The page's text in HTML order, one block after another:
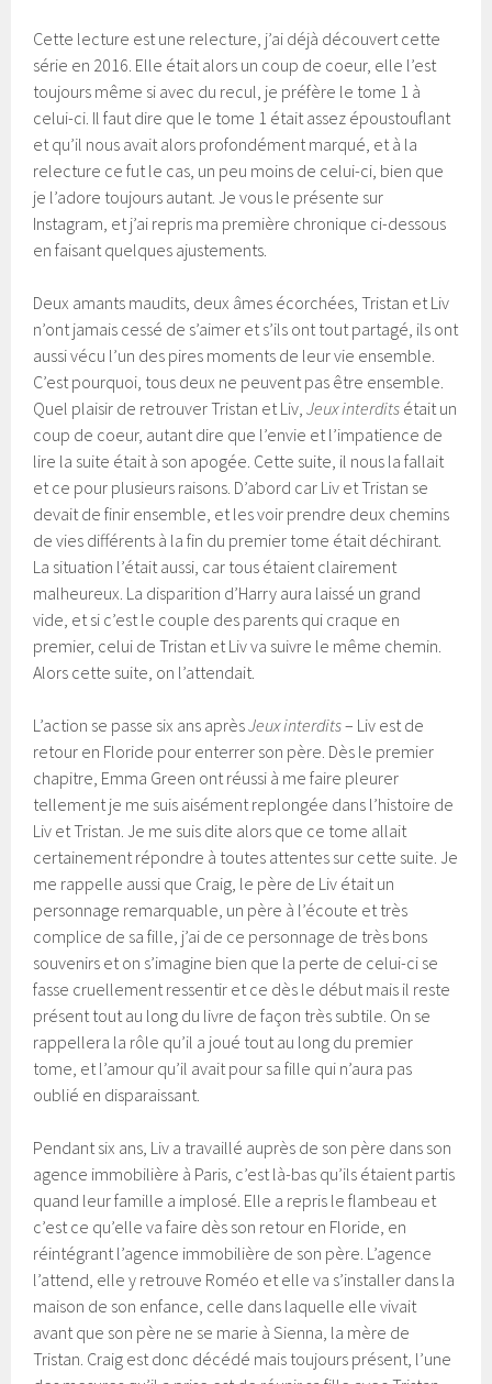
Cette lecture est une relecture, j’ai déjà découvert cette
série en 2016. Elle était alors un coup de coeur, elle l’est
toujours même si avec du recul, je préfère le tome 1 à
celui-ci. Il faut dire que le tome 1 était assez époustouflant
et qu’il nous avait alors profondément marqué, et à la
relecture ce fut le cas, un peu moins de celui-ci, bien que
je l’adore toujours autant. Je vous le présente sur
Instagram, et j’ai repris ma première chronique ci-dessous
en faisant quelques ajustements.
Deux amants maudits, deux âmes écorchées, Tristan et Liv
n’ont jamais cessé de s’aimer et s’ils ont tout partagé, ils ont
aussi vécu l’un des pires moments de leur vie ensemble.
C’est pourquoi, tous deux ne peuvent pas être ensemble.
Quel plaisir de retrouver Tristan et Liv,Jeux interdits était un
coup de coeur, autant dire que l’envie et l’impatience de
lire la suite était à son apogée. Cette suite, il nous la fallait
et ce pour plusieurs raisons. D’abord car Liv et Tristan se
devait de finir ensemble, et les voir prendre deux chemins
de vies différents à la fin du premier tome était déchirant.
La situation l’était aussi, car tous étaient clairement
malheureux. La disparition d’Harry aura laissé un grand
vide, et si c’est le couple des parents qui craque en
premier, celui de Tristan et Liv va suivre le même chemin.
Alors cette suite, on l’attendait.
L’action se passe six ans aprèsJeux interdits– Liv est de
retour en Floride pour enterrer son père. Dès le premier
chapitre, Emma Green ont réussi à me faire pleurer
tellement je me suis aisément replongée dans l’histoire de
Liv et Tristan. Je me suis dite alors que ce tome allait
certainement répondre à toutes attentes sur cette suite. Je
me rappelle aussi que Craig, le père de Liv était un
personnage remarquable, un père à l’écoute et très
complice de sa fille, j’ai de ce personnage de très bons
souvenirs et on s’imagine bien que la perte de celui-ci se
fasse cruellement ressentir et ce dès le début mais il reste
présent tout au long du livre de façon très subtile. On se
rappellera la rôle qu’il a joué tout au long du premier
tome, et l’amour qu’il avait pour sa fille qui n’aura pas
oublié en disparaissant.
Pendant six ans, Liv a travaillé auprès de son père dans son
agence immobilière à Paris, c’est là-bas qu’ils étaient partis
quand leur famille a implosé. Elle a repris le flambeau et
c’est ce qu’elle va faire dès son retour en Floride, en
réintégrant l’agence immobilière de son père. L’agence
l’attend, elle y retrouve Roméo et elle va s’installer dans la
maison de son enfance, celle dans laquelle elle vivait
avant que son père ne se marie à Sienna, la mère de
Tristan. Craig est donc décédé mais toujours présent, l’une